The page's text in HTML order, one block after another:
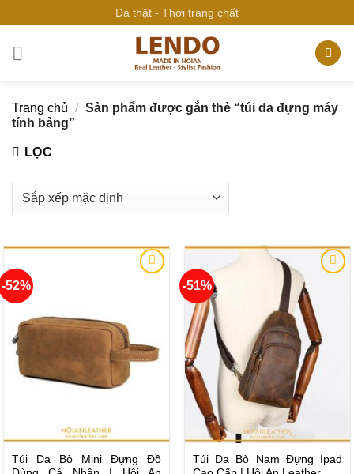
qua
nội
Da thật - Thời trang chất
Trang chủ / Sản phẩm được gắn thẻ “túi da đựng máy
tính bảng”
LỌC
-52%
Túi Da Bò Mini Đựng Đồ
-51%
Túi Da Bò Nam Đựng Ipad